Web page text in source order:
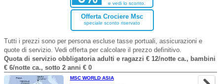
e vedi lo sconto.
Offerta Crociere Msc
speciale sconto riservato
Tutti i prezzi sono per persona escluse tasse portuali, assicurazioni e
quote di servizio. Vedi offerta per calcolare il prezzo definitivo.
Quota di servizio obbligatoria adulti e ragazzi € 12/notte ca., bambini
€ 6/notte ca., sotto 2 anni € 0
MSC WORLD ASIA